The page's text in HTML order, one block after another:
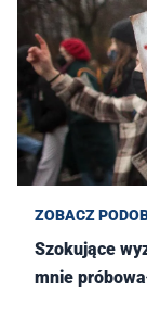
ZOBACZ
Szokujące
mnie